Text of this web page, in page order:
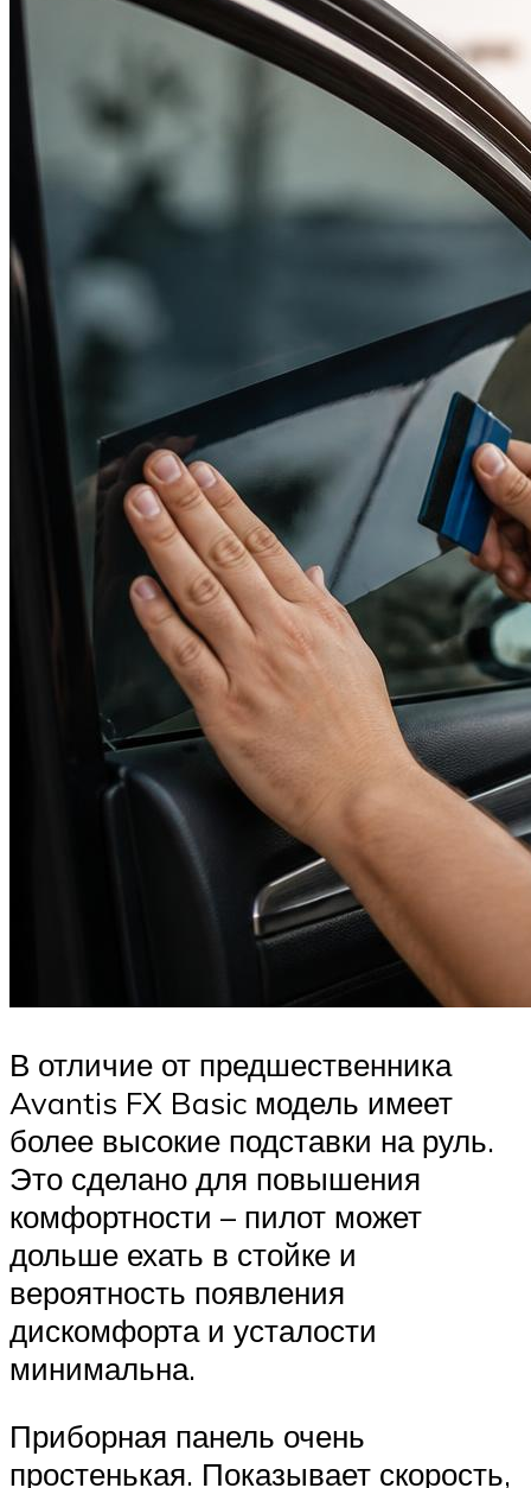
В отличие от предшественника
Avantis FX Basic модель имеет
более высокие подставки на руль.
Это сделано для повышения
комфортности – пилот может
дольше ехать в стойке и
вероятность появления
дискомфорта и усталости
минимальна.
Приборная панель очень
простенькая. Показывает скорость,